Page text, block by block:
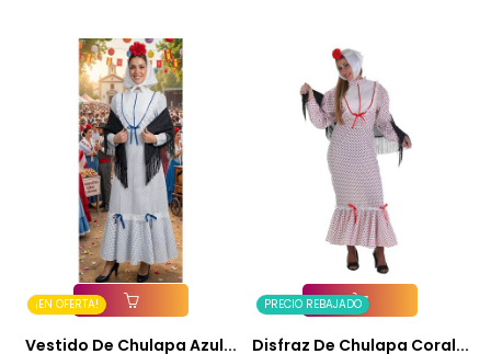
¡EN OFERTA!
Añadir A La Cesta
Vestido De Chulapa Azul...
PRECIO REBAJADO
Añadir A La Cesta
Disfraz De Chulapa Coral...